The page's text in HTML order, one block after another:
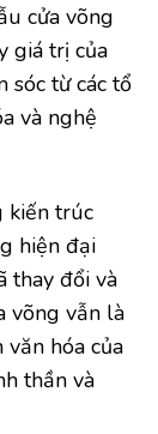
cửa võng
giá trị của
sóc từ các tổ
và nghệ
kiến trúc
hiện đại
thay đổi và
võng vẫn là
hóa của
thần và